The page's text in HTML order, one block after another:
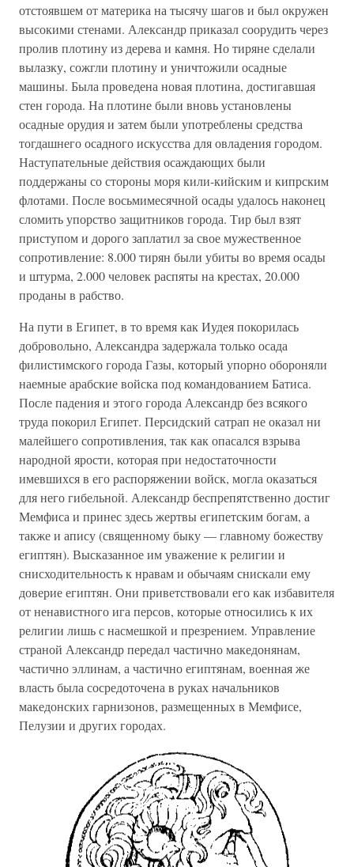
отстоявшем от материка на тысячу шагов и был окружен
высокими стенами. Александр приказал соорудить через
пролив плотину из дерева и камня. Но тиряне сделали
вылазку, сожгли плотину и уничтожили осадные
машины. Была проведена новая плотина, достигавшая
стен города. На плотине были вновь установлены
осадные орудия и затем были употреблены средства
тогдашнего осадного искусства для овладения городом.
Наступательные действия осаждающих были
поддержаны со стороны моря кили-кийским и кипрским
флотами. После восьмимесячной осады удалось наконец
сломить упорство защитников города. Тир был взят
приступом и дорого заплатил за свое мужественное
сопротивление: 8.000 тирян были убиты во время осады
и штурма, 2.000 человек распяты на крестах, 20.000
проданы в рабство.
На пути в Египет, в то время как Иудея покорилась
добровольно, Александра задержала только осада
филистимского города Газы, который упорно обороняли
наемные арабские войска под командованием Батиса.
После падения и этого города Александр без всякого
труда покорил Египет. Персидский сатрап не оказал ни
малейшего сопротивления, так как опасался взрыва
народной ярости, которая при недостаточности
имевшихся в его распоряжении войск, могла оказаться
для него гибельной. Александр беспрепятственно достиг
Мемфиса и принес здесь жертвы египетским богам, а
также и апису (священному быку — главному божеству
египтян). Высказанное им уважение к религии и
снисходительность к нравам и обычаям снискали ему
доверие египтян. Они приветствовали его как избавителя
от ненавистного ига персов, которые относились к их
религии лишь с насмешкой и презрением. Управление
страной Александр передал частично македонянам,
частично эллинам, а частично египтянам, военная же
власть была сосредоточена в руках начальников
македонских гарнизонов, размещенных в Мемфисе,
Пелузии и других городах.